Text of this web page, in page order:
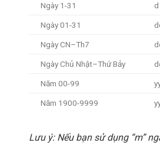
Ngày 1-31 d
Ngày 01-31
Ngày CN–Th7
Ngày Chủ Nhật–Thứ Bảy
Năm 00-99
Năm 1900-9999
Lưu ý: Nếu bạn sử dụng “m”